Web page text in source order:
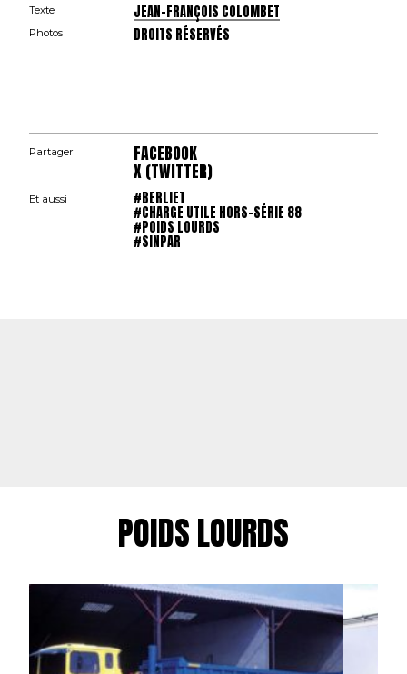
Texte JEAN-FRANÇOIS COLOMBET
Photos DROITS RÉSERVÉS
Partager FACEBOOK
X (TWITTER)
Et aussi #BERLIET
#CHARGE UTILE HORS-SÉRIE 88
#POIDS LOURDS
#SINPAR
POIDS LOURDS